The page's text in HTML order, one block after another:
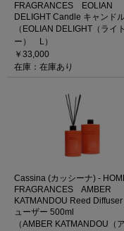
FRAGRANCES EOLIAN
DELIGHT Candle キャンド
（EOLIAN DELIGHT（ライ
ー） L）
￥33,000
在庫：在庫あり
Cassina (カッシーナ) -
FRAGRANCES AMBER
KATMANDOU Reed Diffuser
ューザー 500ml
（AMBER KATMANDOU（